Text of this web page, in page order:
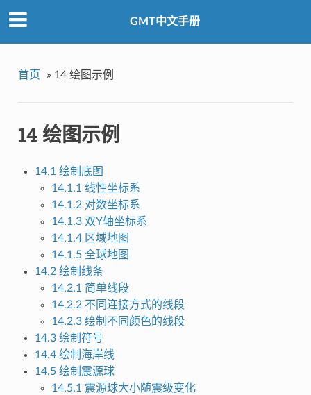
GMT中文手册
首页 » 14 绘图示例
14 绘图示例
14.1 绘制底图
14.1.1 线性坐标系
14.1.2 对数坐标系
14.1.3 双Y轴坐标系
14.1.4 区域地图
14.1.5 全球地图
14.2 绘制线条
14.2.1 简单线段
14.2.2 不同连接方式的线段
14.2.3 绘制不同颜色的线段
14.3 绘制符号
14.4 绘制海岸线
14.5 绘制震源球
14.5.1 震源球大小随震级变化